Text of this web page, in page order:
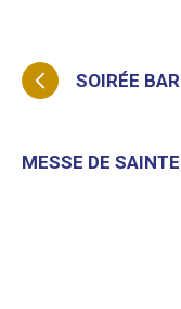
SOIRÉE
MESSE DE